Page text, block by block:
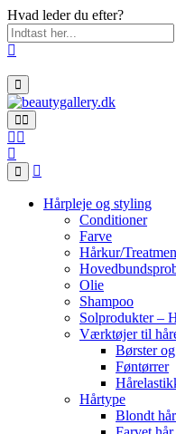
Hvad leder du efter?
Hårpleje og styling
Conditioner
Farve
Hårkur/
Olie
Shampoo
Solprodukter –
Værktøjer til
Børster
Føntørrer
Hårtype
Blondt hår